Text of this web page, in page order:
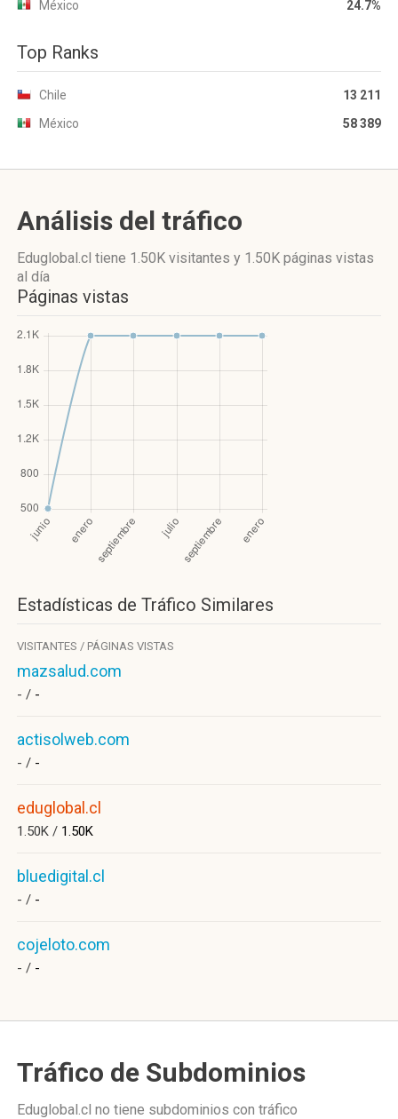
México 24.7%
Top Ranks
Chile
13 211
México
58 389
Análisis del tráfico
Eduglobal.cl tiene 1.50K visitantes y 1.50K páginas vistas
al día
Páginas vistas
Estadísticas de Tráfico Similares
VISITANTES / PÁGINAS VISTAS
mazsalud.com
- / -
actisolweb.com
- / -
eduglobal.cl
1.50K / 1.50K
bluedigital.cl
- / -
cojeloto.com
- / -
Tráfico de Subdominios
Eduglobal.cl no tiene subdominios con tráfico